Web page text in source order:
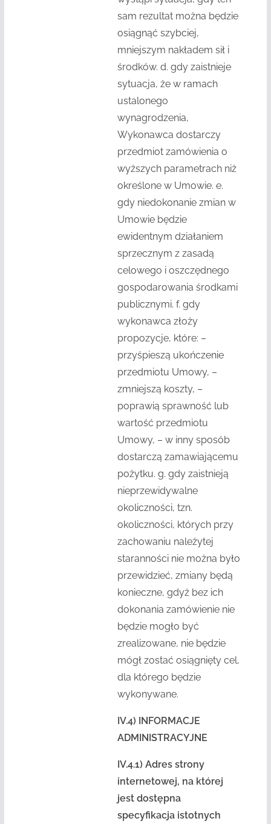
sam rezultat można będzie
osiągnąć szybciej,
mniejszym nakładem sił i
środków. d. gdy zaistnieje
sytuacja, że w ramach
ustalonego
wynagrodzenia,
Wykonawca dostarczy
przedmiot zamówienia o
wyższych parametrach niż
określone w Umowie. e.
gdy niedokonanie zmian w
Umowie będzie
ewidentnym działaniem
sprzecznym z zasadą
celowego i oszczędnego
gospodarowania środkami
publicznymi. f. gdy
wykonawca złoży
propozycje, które: –
przyśpieszą ukończenie
przedmiotu Umowy, –
zmniejszą koszty, –
poprawią sprawność lub
wartość przedmiotu
Umowy, – w inny sposób
dostarczą zamawiającemu
pożytku. g. gdy zaistnieją
nieprzewidywalne
okoliczności, tzn.
okoliczności, których przy
zachowaniu należytej
staranności nie można było
przewidzieć, zmiany będą
konieczne, gdyż bez ich
dokonania zamówienie nie
będzie mogło być
zrealizowane, nie będzie
mógł zostać osiągnięty cel,
dla którego będzie
wykonywane.
IV.4) INFORMACJE
ADMINISTRACYJNE
IV.4.1) Adres strony
internetowej, na której
jest dostępna
specyfikacja istotnych